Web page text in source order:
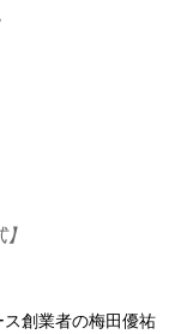
創業者の梅田優祐